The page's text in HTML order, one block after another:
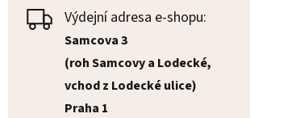
Výdejní adresa e-shopu:
Samcova 3
(roh Samcovy a Lodecké,
vchod z Lodecké ulice)
Praha 1